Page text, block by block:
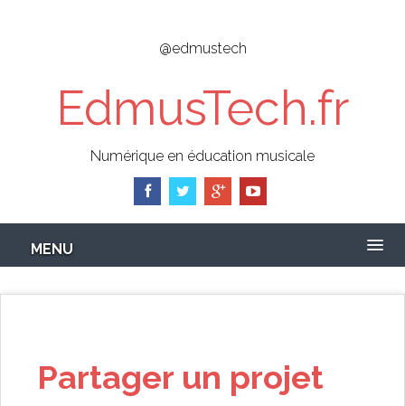
@edmustech
EdmusTech.fr
Numérique en éducation musicale
MENU
Partager un projet